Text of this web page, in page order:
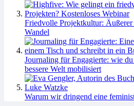
Friedvolle Projektkultur: Äußerer
Wandel
Journaling für Engagierte: wie
bessere Welt mobilisiert
Warum wir dringend eine